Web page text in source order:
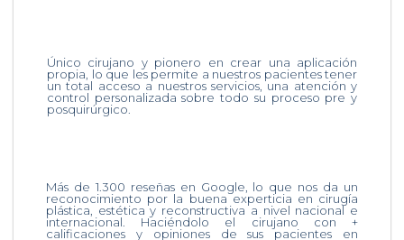
Único cirujano y pionero en crear una aplicación
propia, lo que les permite a nuestros pacientes tener
un total acceso a nuestros servicios, una atención y
control personalizada sobre todo su proceso pre y
posquirúrgico.
Más de 1.300 reseñas en Google, lo que nos da un
reconocimiento por la buena experticia en cirugía
plástica, estética y reconstructiva a nivel nacional e
internacional. Haciéndolo el cirujano con +
calificaciones y opiniones de sus pacientes en